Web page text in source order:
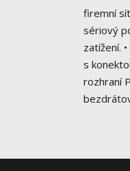
firemní
sériový
zatížení.
s
rozhraní